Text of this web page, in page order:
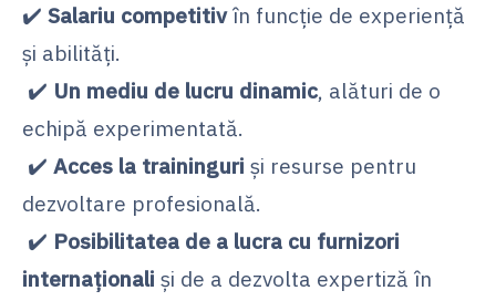
✔️ Salariu competitivîn funcție de experiență
și abilități.
✔️ Un mediu de lucru dinamic, alături de o
echipă experimentată.
✔️ Acces la traininguri și resurse pentru
dezvoltare profesională.
✔️ Posibilitatea de a lucra cu furnizori
internaționali și de a dezvolta expertiză în